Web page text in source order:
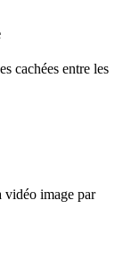
cachées entre les
vidéo image par